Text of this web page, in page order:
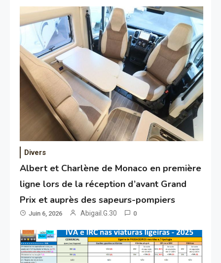
Divers
Albert et Charlène de Monaco en première
ligne lors de la réception d’avant Grand
Prix et auprès des sapeurs-pompiers
Juin 6, 2026 Abigail.G.30 0